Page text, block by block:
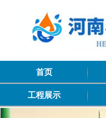
首页
工程展示